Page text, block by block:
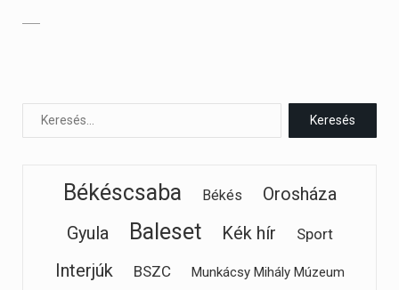
Békéscsaba Békés
Orosháza
Gyula
Baleset Kék hír Sport
Interjúk BSZC Munkácsy Mihály Múzeum